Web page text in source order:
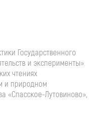
Государственного
и эксперименты»
чтениях
и природном
«Спасское-Лутовиново»,